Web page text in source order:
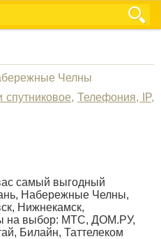
Челны
спутниковое,Телефония, IP,
самый выгодный
Набережные Челны,
Нижнекамск,
на выбор: МТС, ДОМ.РУ,
Билайн, Таттелеком